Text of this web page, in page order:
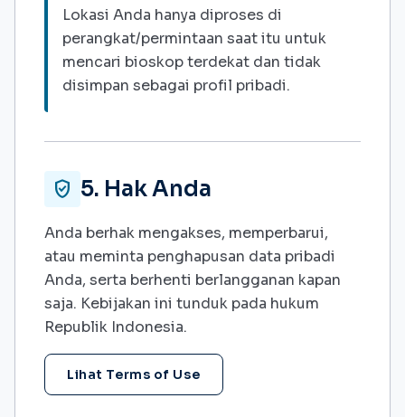
Lokasi Anda hanya diproses di
perangkat/permintaan saat itu untuk
mencari bioskop terdekat dan tidak
disimpan sebagai profil pribadi.
verified_user 5. Hak Anda
Anda berhak mengakses, memperbarui,
atau meminta penghapusan data pribadi
Anda, serta berhenti berlangganan kapan
saja. Kebijakan ini tunduk pada hukum
Republik Indonesia.
Lihat Terms of Use